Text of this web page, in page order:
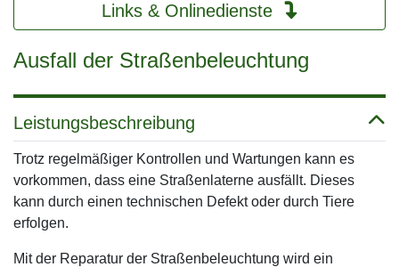
Links & Onlinedienste
Ausfall der Straßenbeleuchtung
Leistungsbeschreibung
Trotz regelmäßiger Kontrollen und Wartungen kann es
vorkommen, dass eine Straßenlaterne ausfällt. Dieses
kann durch einen technischen Defekt oder durch Tiere
erfolgen.
Mit der Reparatur der Straßenbeleuchtung wird ein